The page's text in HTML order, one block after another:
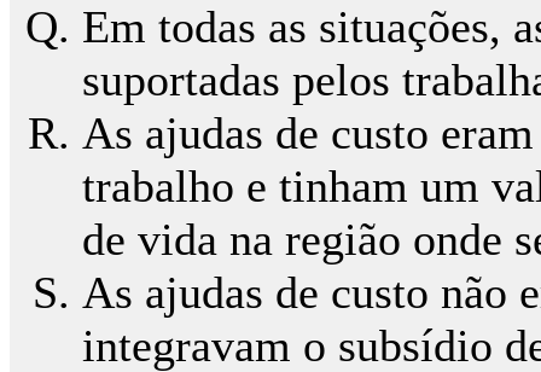
Em todas as situações,
suportadas pelos
As ajudas de custo
trabalho e tinham um
de vida na região onde
As ajudas de custo não
integravam o subsídio